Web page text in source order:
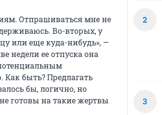
Отпрашиваться мне не
Во-вторых, у
или еще куда-нибудь», —
недели ее отпуска она
Как быть? Предлагать
бы, логично, но
готовы на такие жертвы
2
3